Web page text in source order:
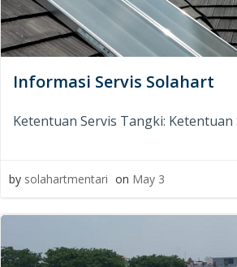
Informasi Servis Solahart
Ketentuan Servis Tangki: Ketentuan
by solahartmentari on May 3